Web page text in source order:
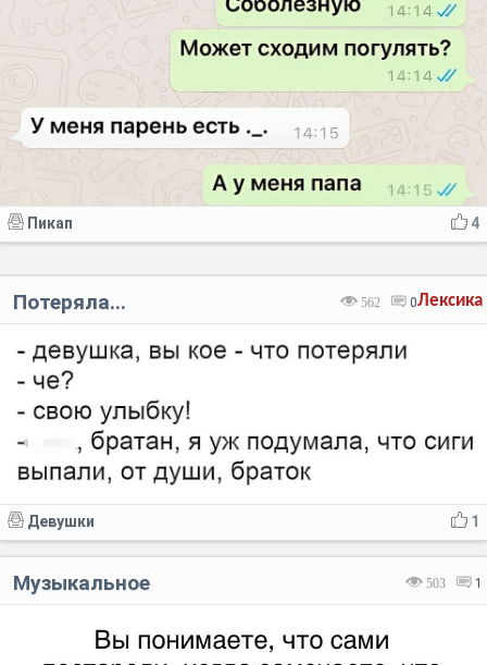
4
Пикап
Лексика
562 0
Потеряла...
1
Девушки
503 1
Музыкальное